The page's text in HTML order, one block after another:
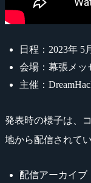
日程：2023年 5
会場：幕張メッ
主催：
発表時の様子は、
地から配信されて
配信アーカイブ